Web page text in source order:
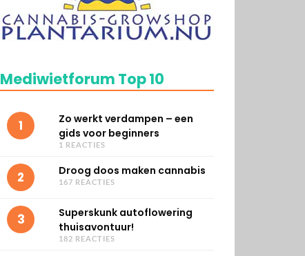
Mediwietforum Top 10
1
Zo werkt verdampen – een
gids voor beginners
1 REACTIES
2 Droog doos maken cannabis
167 REACTIES
3
Superskunk autoflowering
thuisavontuur!
182 REACTIES